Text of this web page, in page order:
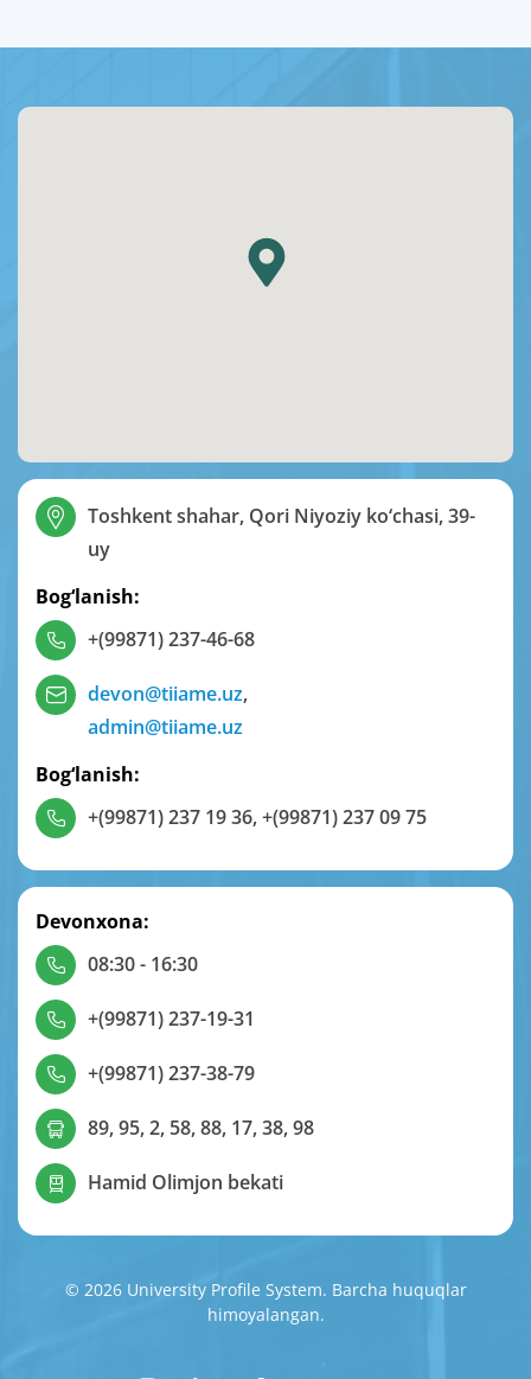
Toshkent shahar, Qori Niyoziy ko‘chasi, 39-
uy
Bog‘lanish:
+(99871) 237-46-68
devon@tiiame.uz,
admin@tiiame.uz
Bog‘lanish:
+(99871) 237 19 36,+(99871) 237 09 75
Devonxona:
08:30 - 16:30
+(99871) 237-19-31
+(99871) 237-38-79
89, 95, 2, 58, 88, 17, 38, 98
Hamid Olimjon bekati
© 2026 University Profile System. Barcha huquqlar
himoyalangan.